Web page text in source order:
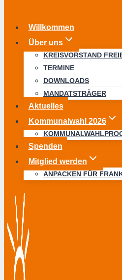
Willkommen
Über uns
KREISVORSTAND
TERMINE
DOWNLOADS
MANDATSTRÄGER
Aktuelles
Kommunalwahl 2026
Spenden
Mitglied werden
ANPACKEN FÜR